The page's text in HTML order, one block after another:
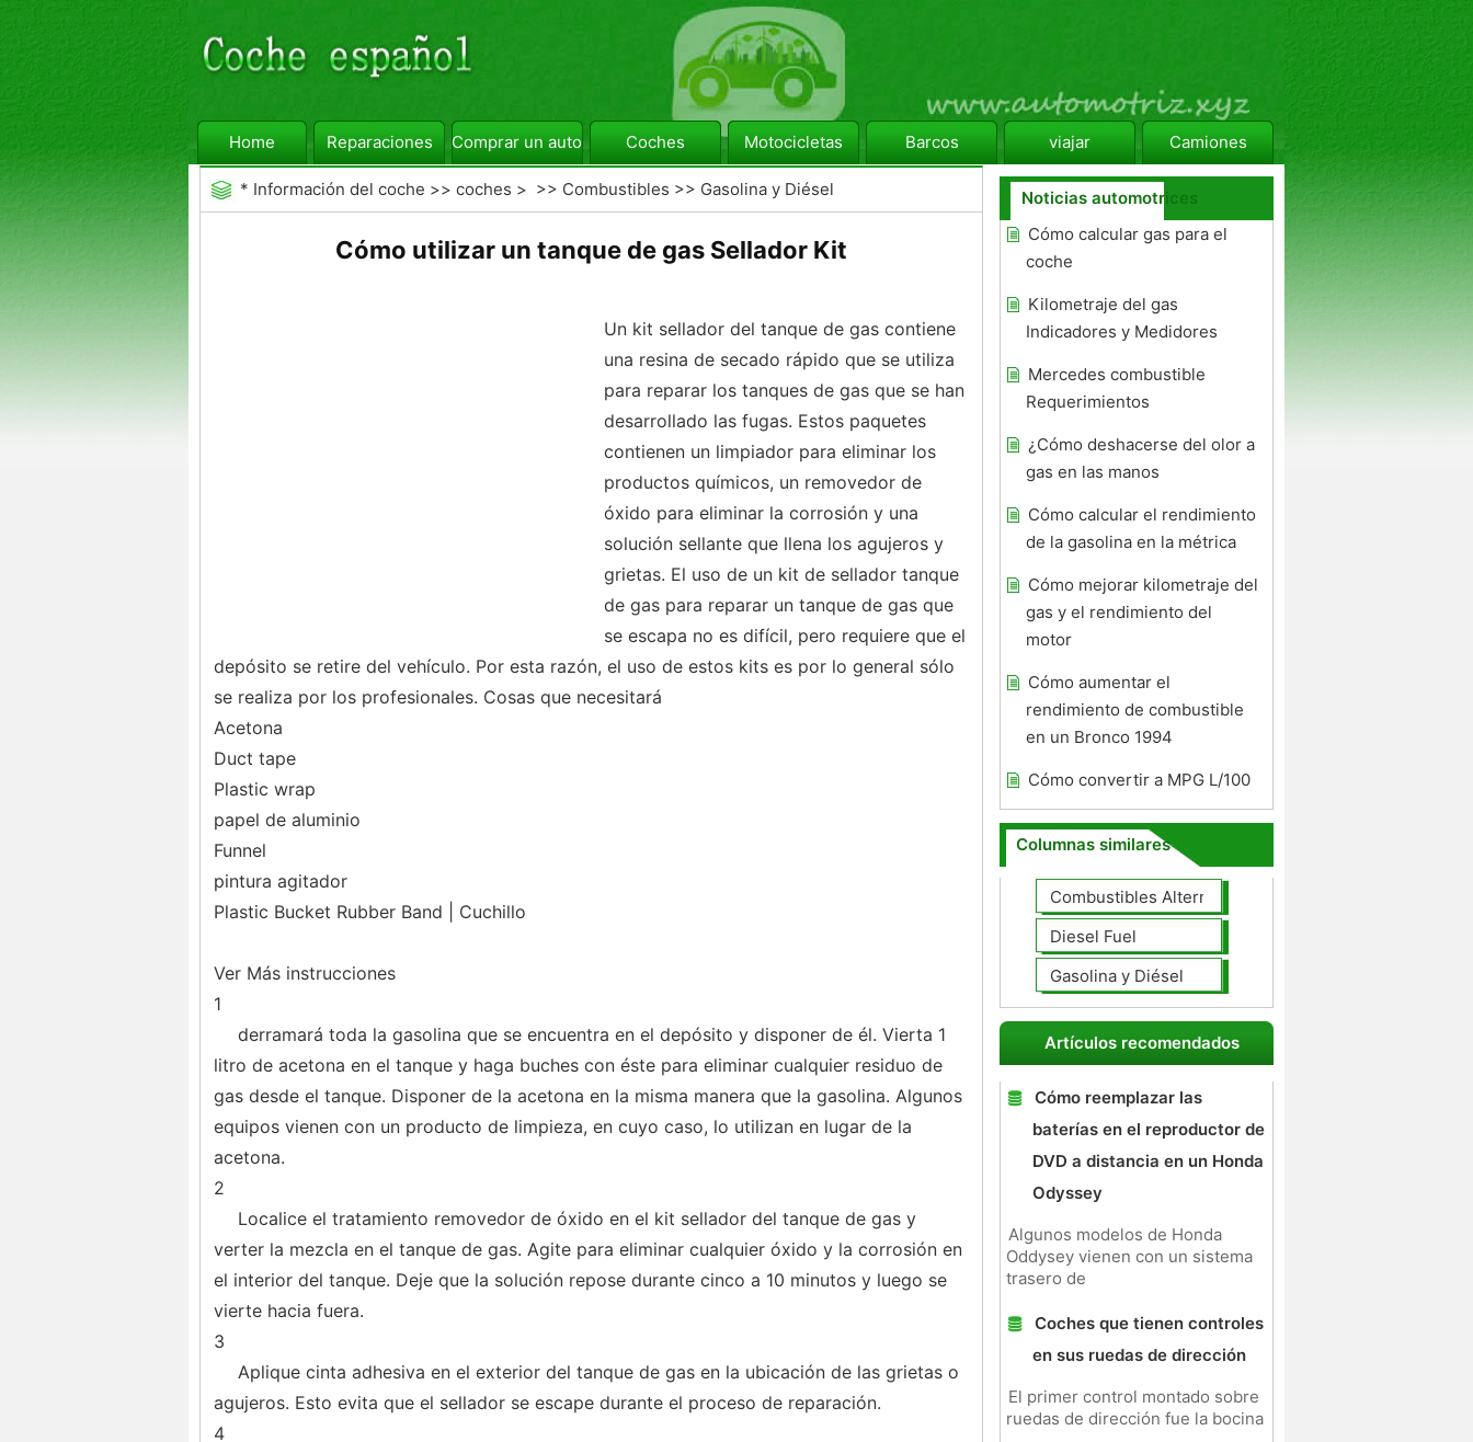
Home Reparaciones Comprar un automóvil Coches Motocicletas Barcos viajar Camiones
* Información del coche >> coches > >> Combustibles >> Gasolina y Diésel
Cómo utilizar un tanque de gas Sellador Kit
Un kit sellador del tanque de gas contiene
una resina de secado rápido que se utiliza
para reparar los tanques de gas que se han
desarrollado las fugas. Estos paquetes
contienen un limpiador para eliminar los
productos químicos, un removedor de
óxido para eliminar la corrosión y una
solución sellante que llena los agujeros y
grietas. El uso de un kit de sellador tanque
de gas para reparar un tanque de gas que
se escapa no es difícil, pero requiere que el
depósito se retire del vehículo. Por esta razón, el uso de estos kits es por lo general sólo
se realiza por los profesionales. Cosas que necesitará
Acetona
Duct tape
Plastic wrap
papel de aluminio
Funnel
pintura agitador
Plastic Bucket Rubber Band | Cuchillo
Ver Más instrucciones
1
derramará toda la gasolina que se encuentra en el depósito y disponer de él. Vierta 1
litro de acetona en el tanque y haga buches con éste para eliminar cualquier residuo de
gas desde el tanque. Disponer de la acetona en la misma manera que la gasolina. Algunos
equipos vienen con un producto de limpieza, en cuyo caso, lo utilizan en lugar de la
acetona.
2
Localice el tratamiento removedor de óxido en el kit sellador del tanque de gas y
verter la mezcla en el tanque de gas. Agite para eliminar cualquier óxido y la corrosión en
el interior del tanque. Deje que la solución repose durante cinco a 10 minutos y luego se
vierte hacia fuera.
3
Aplique cinta adhesiva en el exterior del tanque de gas en la ubicación de las grietas o
agujeros. Esto evita que el sellador se escape durante el proceso de reparación.
4
Noticias automotrices
Cómo calcular gas para el
coche
Kilometraje del gas
Indicadores y Medidores
Mercedes combustible
Requerimientos
¿Cómo deshacerse del olor a
gas en las manos
Cómo calcular el rendimiento
de la gasolina en la métrica
Cómo mejorar kilometraje del
gas y el rendimiento del
motor
Cómo aumentar el
rendimiento de combustible
en un Bronco 1994
Cómo convertir a MPG L/100
Columnas similares
Combustibles Alternativos
Diesel Fuel
Gasolina y Diésel
Artículos recomendados
Cómo reemplazar las
baterías en el reproductor de
DVD a distancia en un Honda
Odyssey
Algunos modelos de Honda
Oddysey vienen con un sistema
trasero de
Coches que tienen controles
en sus ruedas de dirección
El primer control montado sobre
ruedas de dirección fue la bocina